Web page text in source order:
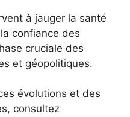
à jauger la santé
confiance des
cruciale des
et géopolitiques.
évolutions et des
consultez